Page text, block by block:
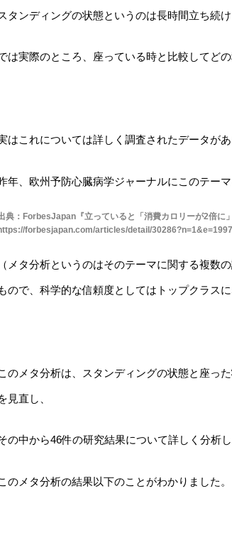
タンディングの状態というのは長時間立ち続
は実際のところ、座っている時と比較してど
はこれについては詳しく調査されたデータがあ
年、欧州予防心臓病学ジャーナルにこのテー
典：ForbesJapan『立っていると「消費カロリーが2倍に
forbesjapan.com/articles/detail/
（メタ分析というのはそのテーマに関する複数
ので、科学的な信頼度としてはトップクラスに
のメタ分析は、スタンディングの状態と座っ
見直し、
の中から46件の研究結果について詳しく分析
のメタ分析の結果以下のことがわかりました。